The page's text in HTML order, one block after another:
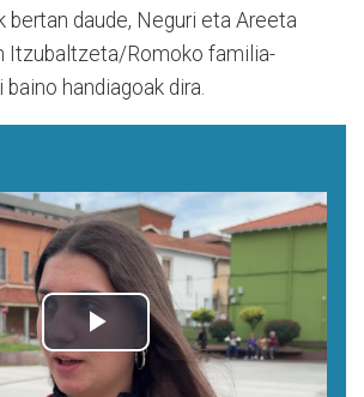
bertan daude, Neguri eta Areeta
Itzubaltzeta/Romoko familia-
handiagoak dira.